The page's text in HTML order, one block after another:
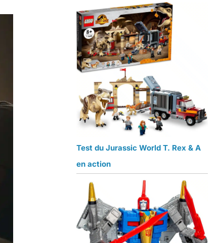
Test du Jurassic World T. Rex & A
en action